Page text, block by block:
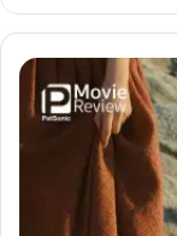
รีวิว
หนัง